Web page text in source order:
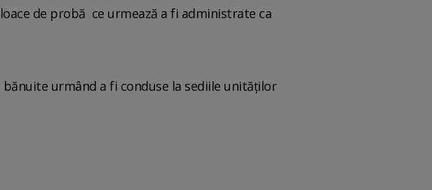
de probă ce urmează a fi administrate ca
urmând a fi conduse la sediile unităților